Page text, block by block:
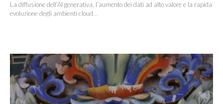
La diffusione dell’AI generativa, l’aumento dei dati ad alto valore e la rapida
evoluzione degli ambienti cloud...